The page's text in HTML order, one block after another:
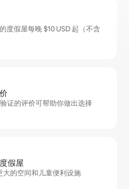
度假屋每晚 $10 USD 起（不含
证的评价可帮助你做出选择
假屋
大的空间和儿童便利设施